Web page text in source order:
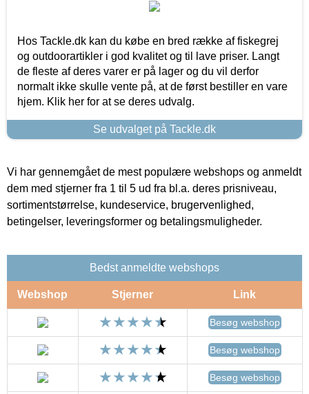
Hos Tackle.dk kan du købe en bred række af fiskegrej
og outdoorartikler i god kvalitet og til lave priser. Langt
de fleste af deres varer er på lager og du vil derfor
normalt ikke skulle vente på, at de først bestiller en vare
hjem. Klik her for at se deres udvalg.
Se udvalget på Tackle.dk
Vi har gennemgået de mest populære webshops og anmeldt
dem med stjerner fra 1 til 5 ud fra bl.a. deres prisniveau,
sortimentstørrelse, kundeservice, brugervenlighed,
betingelser, leveringsformer og betalingsmuligheder.
Bedst anmeldte webshops
Webshop Stjerner Link
Besøg webshop
Besøg webshop
Besøg webshop